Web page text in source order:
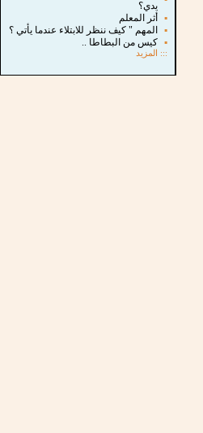
يدي؟
▪
أثر المعلم
▪
المهم " كيف ننظر للابتلاء عندما يأتي ؟
▪
كيس من البطاطا ..
::: المزيد